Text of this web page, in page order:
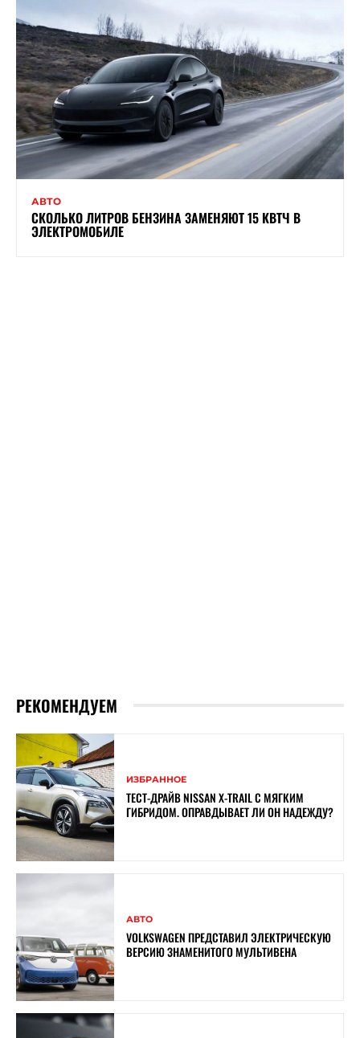
АВТО
СКОЛЬКО ЛИТРОВ БЕНЗИНА ЗАМЕНЯЮТ 15 КВТЧ В
ЭЛЕКТРОМОБИЛЕ
РЕКОМЕНДУЕМ
ИЗБРАННОЕ
ТЕСТ-ДРАЙВ NISSAN X-TRAIL С МЯГКИМ
ГИБРИДОМ. ОПРАВДЫВАЕТ ЛИ ОН НАДЕЖДУ?
АВТО
VOLKSWAGEN ПРЕДСТАВИЛ ЭЛЕКТРИЧЕСКУЮ
ВЕРСИЮ ЗНАМЕНИТОГО МУЛЬТИВЕНА